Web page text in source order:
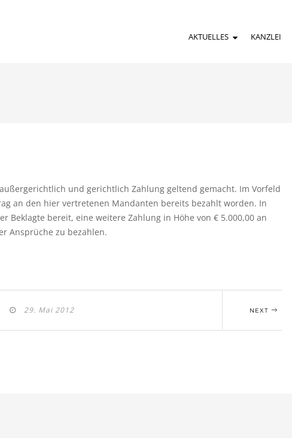
AKTUELLES KANZLEI
und gerichtlich Zahlung geltend gemacht. Im Vorfeld
an den hier vertretenen Mandanten bereits bezahlt worden. In
Beklagte bereit, eine weitere Zahlung in Höhe von € 5.000,00 an
Ansprüche zu bezahlen.
29. Mai 2012 NEXT